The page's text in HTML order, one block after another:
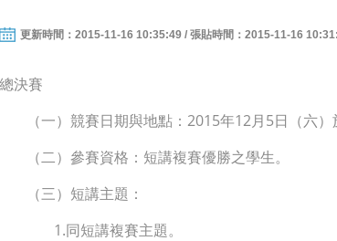
更新時間：2015-11-16 10:35:49 / 張貼時間：2015-11-16
總決賽
（一）競賽日期與地點：2015年12月5日（六
（二）參賽資格：短講複賽優勝之學生。
（三）短講主題：
1.同短講複賽主題。